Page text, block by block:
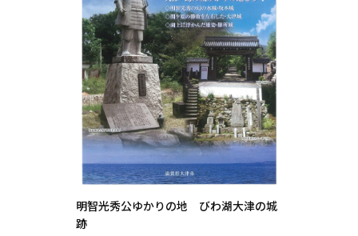
明智光秀公ゆかりの地 びわ湖大津の城
跡